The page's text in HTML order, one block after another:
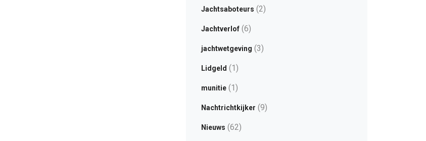
Jachtsaboteurs (2)
Jachtverlof(6)
jachtwetgeving (3)
Lidgeld (1)
munitie(1)
Nachtrichtkijker (9)
Nieuws (62)